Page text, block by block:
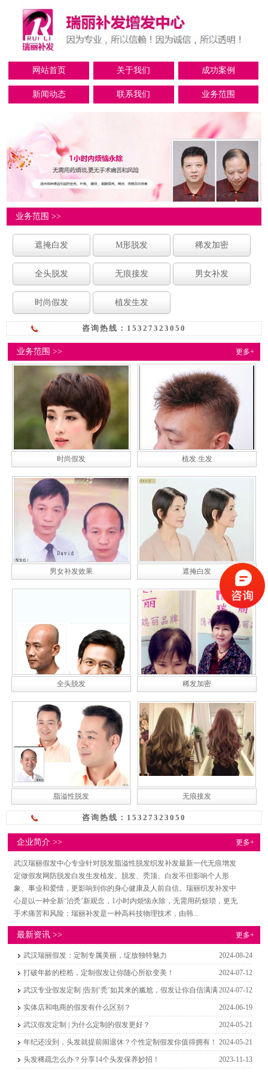
网站首页 关于我们 成功案例
新闻动态 联系我们 业务范围
业务范围 >>
遮掩白发 M形脱发 稀发加密
全头脱发 无痕接发 男女补发
时尚假发 植发生发
咨询热线：15327323050
业务范围 >> 更多+
时尚假发 植发.生发
男女补发效果 遮掩白发
全头脱发 稀发加密
脂溢性脱发 无痕接发
咨询热线：15327323050
企业简介 >> 更多+
武汉瑞丽假发中心专业针对脱发脂溢性脱发织发补发最新一代无痕增发
定做假发网防脱发白发生发植发。脱发、秃顶、白发不但影响个人形
象、事业和爱情，更影响到你的身心健康及人前自信。瑞丽织发补发中
心是以一种全新‘治秃’新观念，1小时内烦恼永除，无需用药烦琐，更无
手术痛苦和风险；瑞丽补发是一种高科技物理技术，由韩...
最新资讯 >> 更多+
2024-08-24
武汉瑞丽假发：定制专属美丽，绽放独特魅力
2024-07-12
打破年龄的桎梏，定制假发让你随心所欲变美！
2024-07-12
武汉专业假发定制 |告别‘秃’如其来的尴尬，假发让你自信满满
2024-06-19
实体店和电商的假发有什么区别？
2024-05-21
武汉假发定制 | 为什么定制的假发更好？
2024-05-21
年纪还没到，头发就提前闹退休？个性定制假发你值得拥有！
2023-11-13
头发稀疏怎么办？分享14个头发保养妙招！